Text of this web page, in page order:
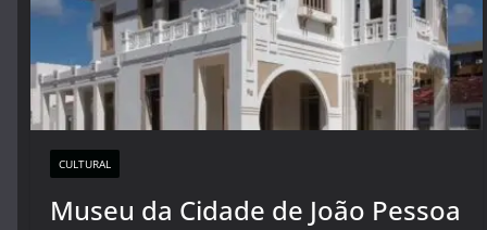
CULTURAL
Museu da Cidade de João Pessoa